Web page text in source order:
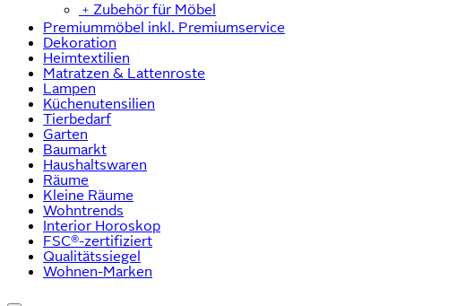
﹢ Zubehör für Möbel
Premiummöbel inkl. Premiumservice
Dekoration
Heimtextilien
Matratzen & Lattenroste
Lampen
Küchenutensilien
Tierbedarf
Garten
Baumarkt
Haushaltswaren
Räume
Kleine Räume
Wohntrends
Interior Horoskop
FSC®-zertifiziert
Qualitätssiegel
Wohnen-Marken